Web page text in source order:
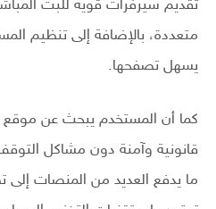
تقديم سيرفرات قوية للبث
متعددة، بالإضافة إلى تنظيم
يسهل تصفحها.
كما أن المستخدم يبحث عن موقع
قانونية وآمنة دون مشاكل
ما يدفع العديد من المنصات